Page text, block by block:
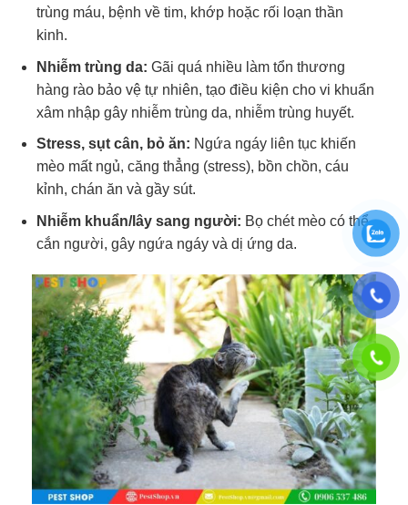
trùng máu, bệnh về tim, khớp hoặc rối loạn thần
kinh.
Nhiễm trùng da: Gãi quá nhiều làm tổn thương
hàng rào bảo vệ tự nhiên, tạo điều kiện cho vi khuẩn
xâm nhập gây nhiễm trùng da, nhiễm trùng huyết.
Stress, sụt cân, bỏ ăn: Ngứa ngáy liên tục khiến
mèo mất ngủ, căng thẳng (stress), bồn chồn, cáu
kỉnh, chán ăn và gầy sút.
Nhiễm khuẩn/lây sang người: Bọ chét mèo có thể
cắn người, gây ngứa ngáy và dị ứng da.